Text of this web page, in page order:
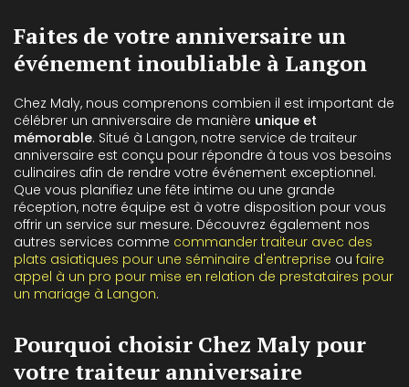
Faites de votre anniversaire un
événement inoubliable à Langon
Chez Maly, nous comprenons combien il est important de
célébrer un anniversaire de manière unique et
mémorable. Situé à Langon, notre service de traiteur
anniversaire est conçu pour répondre à tous vos besoins
culinaires afin de rendre votre événement exceptionnel.
Que vous planifiez une fête intime ou une grande
réception, notre équipe est à votre disposition pour vous
offrir un service sur mesure. Découvrez également nos
autres services comme commander traiteur avec des
plats asiatiques pour une séminaire d'entreprise ou faire
appel à un pro pour mise en relation de prestataires pour
un mariage à Langon.
Pourquoi choisir Chez Maly pour
votre traiteur anniversaire